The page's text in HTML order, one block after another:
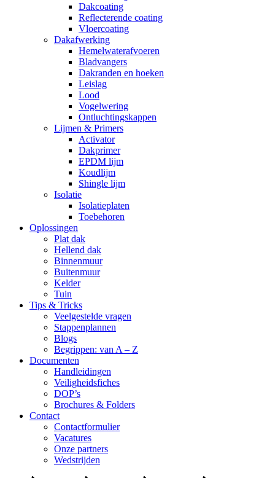
Dakcoating
Reflecterende coating
Vloercoating
Dakafwerking
Hemelwaterafvoeren
Bladvangers
Dakranden en hoeken
Leislag
Lood
Vogelwering
Ontluchtingskappen
Lijmen & Primers
Activator
Dakprimer
EPDM lijm
Koudlijm
Shingle lijm
Isolatie
Isolatieplaten
Toebehoren
Oplossingen
Plat dak
Hellend dak
Binnenmuur
Buitenmuur
Kelder
Tuin
Tips & Tricks
Veelgestelde vragen
Stappenplannen
Blogs
Begrippen: van A – Z
Documenten
Handleidingen
Veiligheidsfiches
DOP’s
Brochures & Folders
Contact
Contactformulier
Vacatures
Onze partners
Wedstrijden